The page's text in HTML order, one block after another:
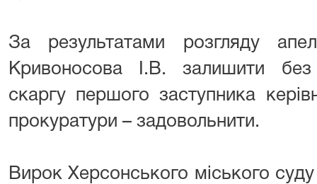
За результатами розгляду
Кривоносова І.В. залишити без
скаргу першого заступника
прокуратури – задовольнити.
Вирок Херсонського міського